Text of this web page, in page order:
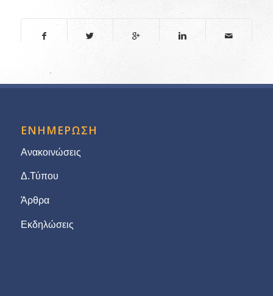
ΕΝΗΜΕΡΩΣΗ
Ανακοινώσεις
Δ.Τύπου
Άρθρα
Εκδηλώσεις